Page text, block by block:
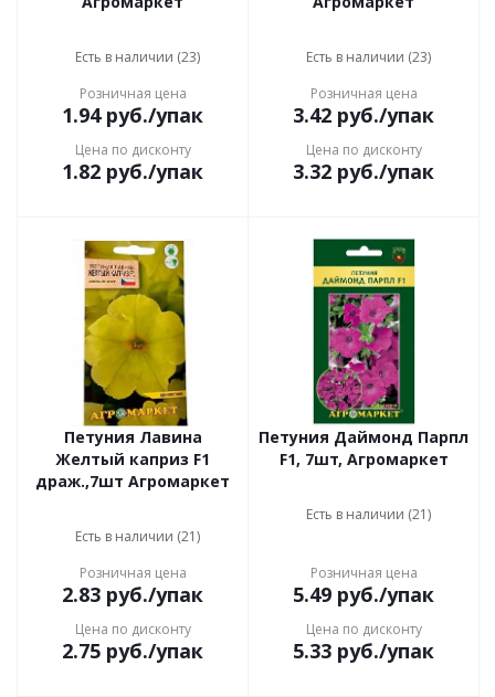
Есть в наличии (23)
Розничная цена
1.94руб./упак
Цена по дисконту
1.82 руб./упак
Есть в наличии (23)
Розничная цена
3.42 руб./упак
Цена по дисконту
3.32 руб./упак
Петуния Лавина
Желтый каприз F1
драж.,7шт Агромаркет
Есть в наличии (21)
Розничная цена
2.83 руб./упак
Цена по дисконту
2.75 руб./упак
Петуния Даймонд Парпл
F1, 7шт, Агромаркет
Есть в наличии (21)
Розничная цена
5.49 руб./упак
Цена по дисконту
5.33 руб./упак